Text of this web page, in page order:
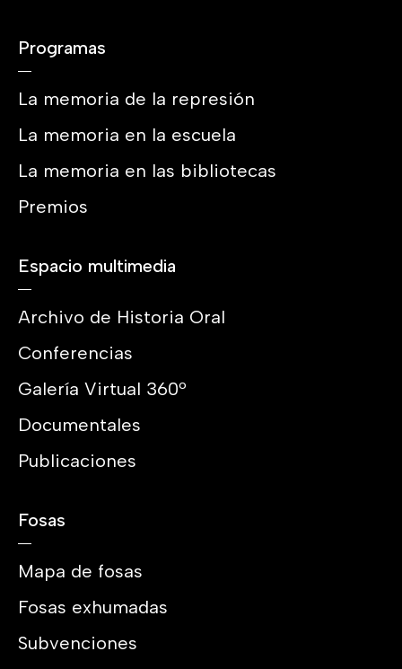
Programas
La memoria de la represión
La memoria en la escuela
La memoria en las bibliotecas
Premios
Espacio multimedia
Archivo de Historia Oral
Conferencias
Galería Virtual 360º
Documentales
Publicaciones
Fosas
Mapa de fosas
Fosas exhumadas
Subvenciones